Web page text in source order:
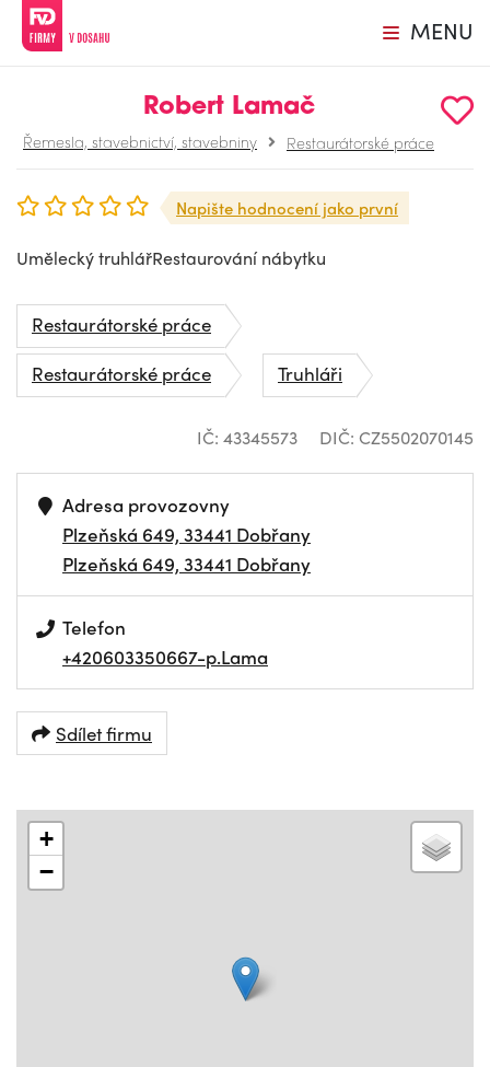
MENU
Robert Lamač
Řemesla, stavebnictví, stavebniny Restaurátorské práce
Napište hodnocení jako první
Umělecký truhlářRestaurování nábytku
Restaurátorské práce
Restaurátorské práce
Truhláři
IČ: 43345573 DIČ: CZ5502070145
Adresa provozovny
Plzeňská 649, 33441 Dobřany
Plzeňská 649, 33441 Dobřany
Telefon
+420603350667-p.Lama
Sdílet firmu
+
−